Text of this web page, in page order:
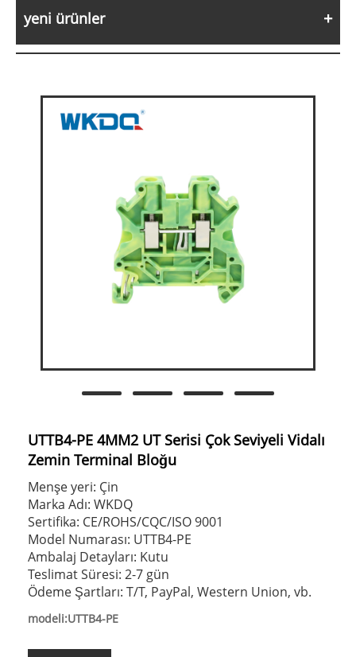
yeni ürünler
UTTB4-PE 4MM2 UT Serisi Çok Seviyeli Vidalı
Zemin Terminal Bloğu
Menşe yeri: Çin
Marka Adı: WKDQ
Sertifika: CE/ROHS/CQC/ISO 9001
Model Numarası: UTTB4-PE
Ambalaj Detayları: Kutu
Teslimat Süresi: 2-7 gün
Ödeme Şartları: T/T, PayPal, Western Union, vb.
modeli:UTTB4-PE